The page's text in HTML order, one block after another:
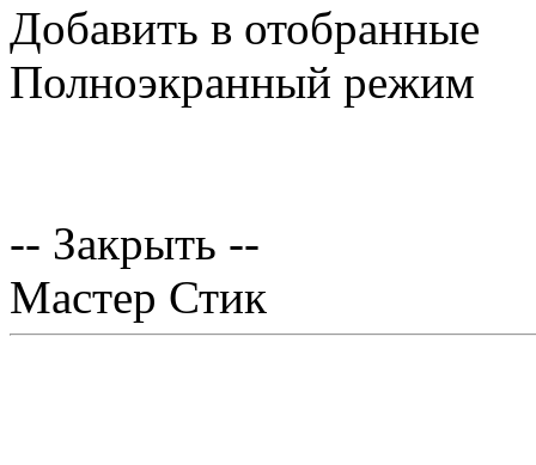
Добавить в отобранные
Полноэкранный режим
-- Закрыть --
Мастер Стик